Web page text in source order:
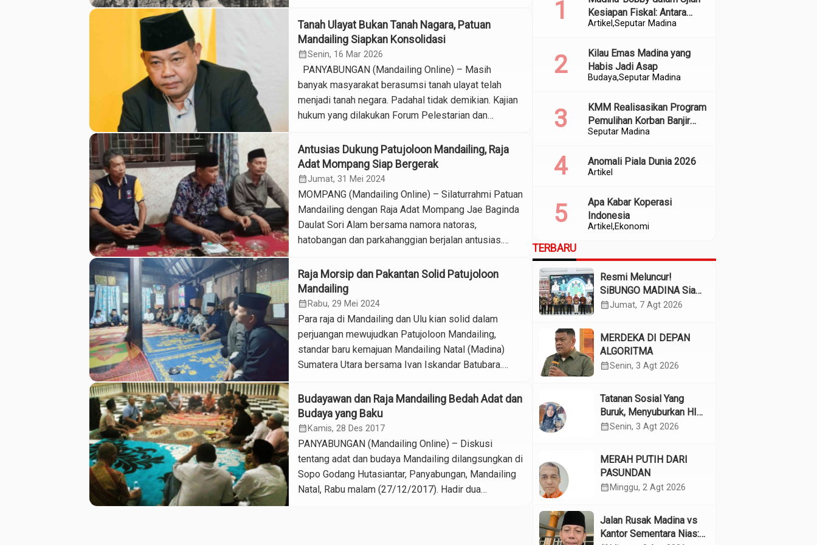
busana bernuansa Mandailing yang memasuki rumah
melalui jendela di postingan akun Tiktok @Butet
Tikkal. Tokoh adat yang juga menjabat Ketua Forum
Pelestarian dan Pengembangan Adat Budaya […]
Tanah Ulayat Bukan Tanah Nagara, Patuan
Mandailing Siapkan Konsolidasi
calendar_monthSenin, 16 Mar 2026
PANYABUNGAN (Mandailing Online) – Masih
banyak masyarakat berasumsi tanah ulayat telah
menjadi tanah negara. Padahal tidak demikian. Kajian
hukum yang dilakukan Forum Pelestarian dan
Mandailing Natal (FPPAB Madina) bahwa negara
tidak pernah mengabaikan perkara ini. Negera jelas
mengakui. “Bahkan negara memfasilitasi
inventarisasi tanah ulayat itu,” kata Raja Panusunan
Mandailing […]
Antusias Dukung Patujoloon Mandailing, Raja
Adat Mompang Siap Bergerak
calendar_monthJumat, 31 Mei 2024
MOMPANG (Mandailing Online) – Silaturrahmi Patuan
Mandailing dengan Raja Adat Mompang Jae Baginda
Daulat Sori Alam bersama namora natoras,
hatobangan dan parkahanggian berjalan antusias.
Panyabungan Utara, Mandailing Natal (Madina),
Sumut, Kamis malam (30/5/2024). Ini adalah putaran
kelima dari rangkaian tastas nambur (langkah awal
atau membuka jalan) yang dilakukan Patuan […]
Raja Morsip dan Pakantan Solid Patujoloon
Mandailing
calendar_month Rabu, 29 Mei 2024
Para raja di Mandailing dan Ulu kian solid dalam
perjuangan mewujudkan Patujoloon Mandailing,
standar baru kemajuan Mandailing Natal (Madina)
Sumatera Utara bersama Ivan Iskandar Batubara.
yang dilakukan Patuan Mandailing dari Hutasiantar di
berbagai bagas godang kawasan Mandailing dan
Mandailing Julu menghasilkan komitmen kesolidan.
Putaran keempat kegiatan tastas nambur […]
Budayawan dan Raja Mandailing Bedah Adat dan
Budaya yang Baku
calendar_month Kamis, 28 Des 2017
PANYABUNGAN (Mandailing Online) – Diskusi
tentang adat dan budaya Mandailing dilangsungkan di
Sopo Godang Hutasiantar, Panyabungan, Mandailing
Natal, Rabu malam (27/12/2017). Hadir dua
Artikel Seputar Madina
Kesiapan Fiskal: Antara
Kedekatan Politik dan
BudayaSeputar Madina
Kilau Emas Madina yang
Habis Jadi Asap
Seputar Madina
KMM Realisasikan Program
Pemulihan Korban Banjir
dan Longsor di Kabupaten
Artikel
Anomali Piala Dunia 2026
Artikel Ekonomi
Apa Kabar Koperasi
Indonesia
TERBARU
Resmi Meluncur!
SiBUNGO MADINA Siap
Optimalkan Pendapatan
calendar_monthJumat, 7 Agt 2026
MERDEKA DI DEPAN
ALGORITMA
calendar_monthSenin, 3 Agt 2026
Tatanan Sosial Yang
Buruk, Menyuburkan HIV
Pada Remaja
calendar_monthSenin, 3 Agt 2026
MERAH PUTIH DARI
PASUNDAN
calendar_month Minggu, 2 Agt 2026
Jalan Rusak Madina vs
Kantor Sementara Nias: